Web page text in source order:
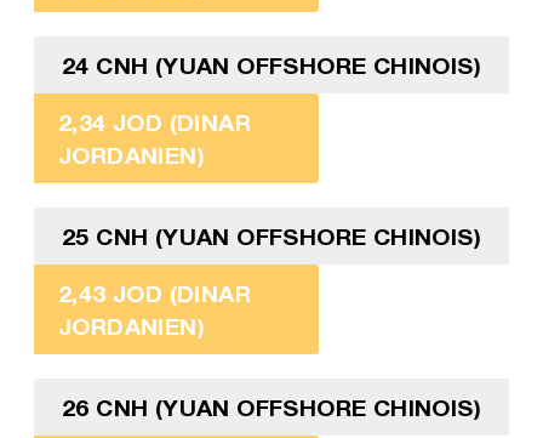
24 CNH (YUAN OFFSHORE CHINOIS)
2,34 JOD (DINAR
JORDANIEN)
25 CNH (YUAN OFFSHORE CHINOIS)
2,43 JOD (DINAR
JORDANIEN)
26 CNH (YUAN OFFSHORE CHINOIS)